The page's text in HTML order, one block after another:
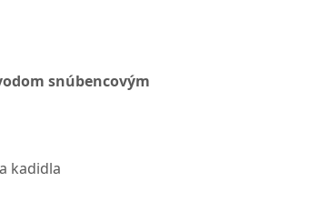
snúbencovým
kadidla